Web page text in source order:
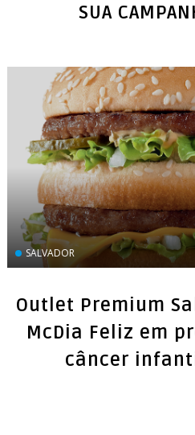
SUA
SALVADOR
Outlet Premium
McDia Feliz em